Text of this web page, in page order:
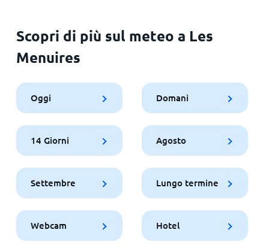
Scopri di più sul meteo a Les
Menuires
Oggi Domani
14 Giorni Agosto
Settembre Lungo termine
Webcam Hotel